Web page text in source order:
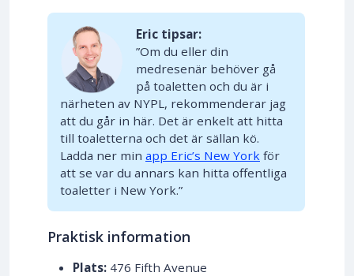
Eric tipsar:
”Om du eller din
medresenär behöver gå
på toaletten och du är i
närheten av NYPL, rekommenderar jag
att du går in här. Det är enkelt att hitta
till toaletterna och det är sällan kö.
Ladda ner min app Eric’s New York för
att se var du annars kan hitta offentliga
toaletter i New York.”
Praktisk information
Plats: 476 Fifth Avenue